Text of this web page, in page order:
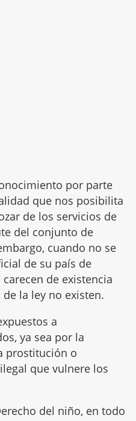
por parte
que nos posibilita
de los servicios de
del conjunto de
cuando no se
de su país de
de existencia
la ley no existen.
a
ya sea por la
prostitución o
que vulnere los
del niño, en todo